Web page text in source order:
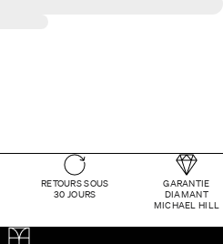
RETOURS SOUS
30 JOURS
GARANTIE
DIAMANT
MICHAEL HILL